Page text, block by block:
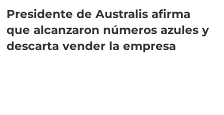
Presidente de Australis afirma
que alcanzaron números azules y
descarta vender la empresa